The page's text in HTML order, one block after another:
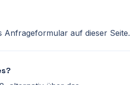
auf dieser Seite.